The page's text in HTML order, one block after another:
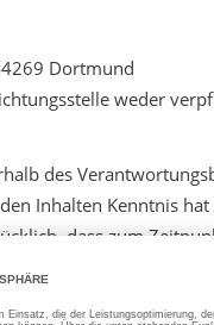
Dortmund
weder
des
Inhalten Kenntnis
dass zum
oder die
verlinkten /